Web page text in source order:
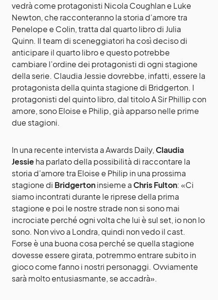
vedrà come protagonisti Nicola Coughlan e Luke
Newton, che racconteranno la storia d’amore tra
Penelope e Colin, tratta dal quarto libro di Julia
Quinn. Il team di sceneggiatori ha così deciso di
anticipare il quarto libro e questo potrebbe
cambiare l’ordine dei protagonisti di ogni stagione
della serie. Claudia Jessie dovrebbe, infatti, essere la
protagonista della quinta stagione di Bridgerton. I
protagonisti del quinto libro, dal titolo A Sir Phillip con
amore, sono Eloise e Philip, già apparso nelle prime
due stagioni.
In una recente intervista a Awards Daily,Claudia
Jessieha parlato della possibilità di raccontare la
storia d’amore tra Eloise e Philip in una prossima
stagione di Bridgertoninsieme aChris Fulton: «Ci
siamo incontrati durante le riprese della prima
stagione e poi le nostre strade non si sono mai
incrociate perché ogni volta che lui è sul set, io non lo
sono. Non vivo a Londra, quindi non vedo il cast.
Forse è una buona cosa perché se quella stagione
dovesse essere girata, potremmo entrare subito in
gioco come fanno i nostri personaggi. Ovviamente
sarà molto entusiasmante, se accadrà».